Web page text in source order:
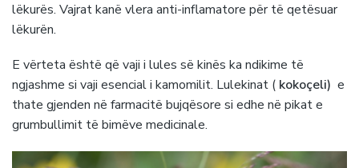
lëkurës. Vajrat kanë vlera anti-inflamatore për të qetësuar
lëkurën.
E vërteta është që vaji i lules së kinës ka ndikime të
ngjashme si vaji esencial i kamomilit. Lulekinat ( kokoçeli) e
thate gjenden në farmacitë bujqësore si edhe në pikat e
grumbullimit të bimëve medicinale.